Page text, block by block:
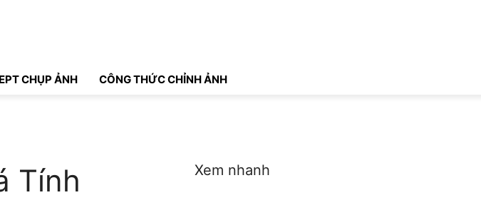
CHỤP ẢNH CÔNG THỨC CHỈNH ẢNH
Tính
Xem nhanh